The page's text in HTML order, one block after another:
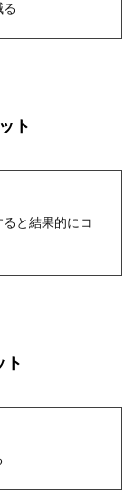
る
ト
と結果的にコ
ト